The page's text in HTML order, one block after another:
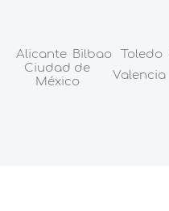
Alicante Bilbao Toledo
Ciudad de
México
Valencia